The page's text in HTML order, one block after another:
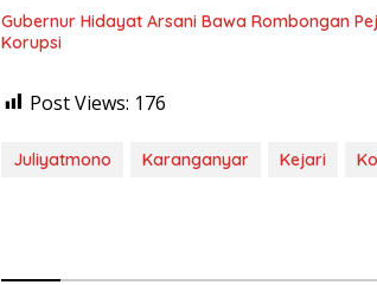
Gubernur Hidayat Arsani Bawa Rombongan
Korupsi
Post Views: 176
Juliyatmono Karanganyar Kejari